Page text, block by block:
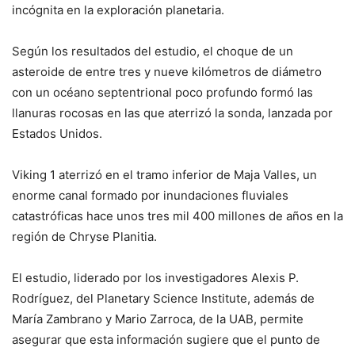
incógnita en la exploración planetaria.
Según los resultados del estudio, el choque de un
asteroide de entre tres y nueve kilómetros de diámetro
con un océano septentrional poco profundo formó las
llanuras rocosas en las que aterrizó la sonda, lanzada por
Estados Unidos.
Viking 1 aterrizó en el tramo inferior de Maja Valles, un
enorme canal formado por inundaciones fluviales
catastróficas hace unos tres mil 400 millones de años en la
región de Chryse Planitia.
El estudio, liderado por los investigadores Alexis P.
Rodríguez, del Planetary Science Institute, además de
María Zambrano y Mario Zarroca, de la UAB, permite
asegurar que esta información sugiere que el punto de